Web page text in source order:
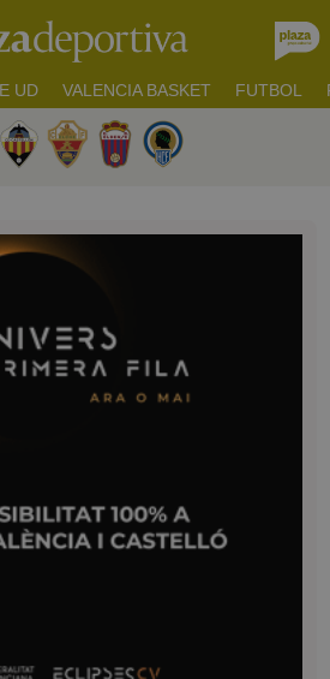
UD VALENCIA BASKET FUTBOL